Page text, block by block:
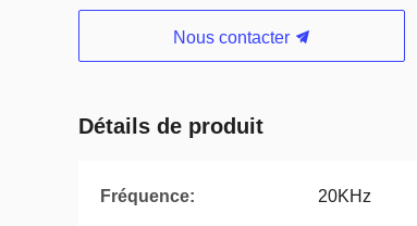
Nous contacter
Détails de produit
Fréquence: 20KHz